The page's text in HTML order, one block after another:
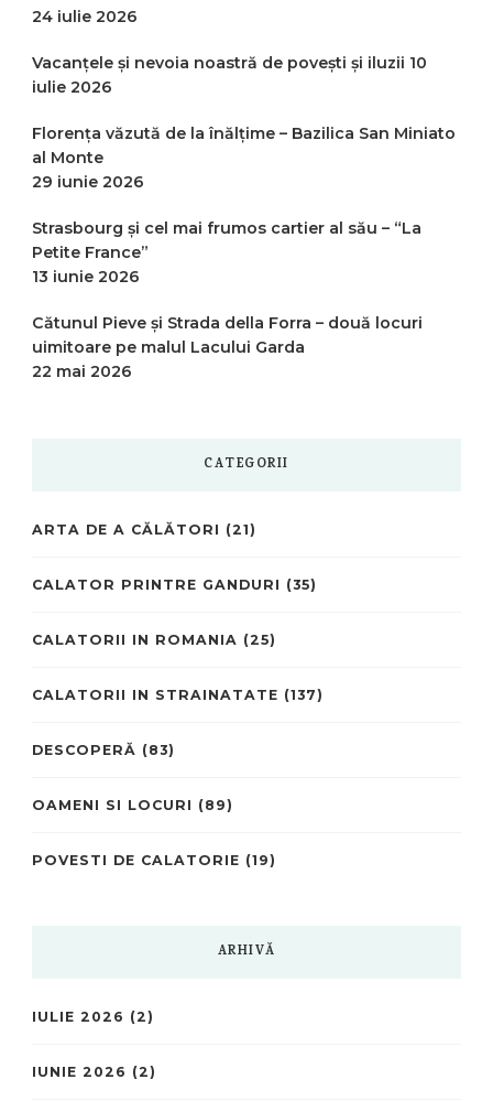
24 iulie 2026
Vacanțele și nevoia noastră de povești și iluzii 10
iulie 2026
Florența văzută de la înălțime – Bazilica San Miniato
al Monte
29 iunie 2026
Strasbourg și cel mai frumos cartier al său – “La
Petite France”
13 iunie 2026
Cătunul Pieve și Strada della Forra – două locuri
uimitoare pe malul Lacului Garda
22 mai 2026
CATEGORII
ARTA DE A CĂLĂTORI (21)
CALATOR PRINTRE GANDURI (35)
CALATORII IN ROMANIA (25)
CALATORII IN STRAINATATE (137)
DESCOPERĂ (83)
OAMENI SI LOCURI (89)
POVESTI DE CALATORIE (19)
ARHIVĂ
IULIE 2026 (2)
IUNIE 2026 (2)